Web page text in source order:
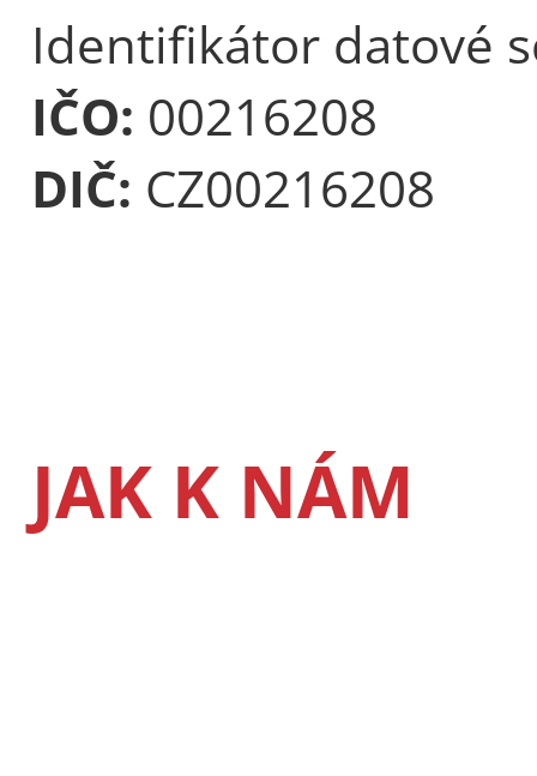
Identifikátor datové
IČO: 00216208
DIČ: CZ00216208
JAK K NÁM